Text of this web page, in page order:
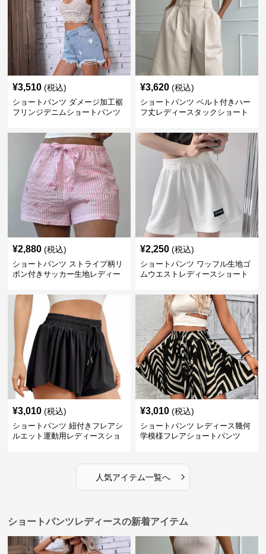
¥3,510 (税込)
ショートパンツ ダメージ加工裾
フリンジデニムショートパンツ
¥3,620 (税込)
ショートパンツ ベルト付きハー
フ丈レディースタックショート
¥2,880 (税込)
ショートパンツ ストライプ柄リ
ボン付きサッカー生地レディー
¥2,250 (税込)
ショートパンツ ワッフル生地ゴ
ムウエストレディースショート
¥3,010 (税込)
ショートパンツ 紐付きフレアシ
ルエット運動用レディースショ
¥3,010 (税込)
ショートパンツ レディース幾何
学模様フレアショートパンツ
人気アイテム一覧へ ›
ショートパンツレディースの新着アイテム